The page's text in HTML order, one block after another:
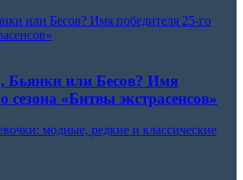
или Бесов? Имя победителя 25-го
Бьянки или Бесов? Имя
сезона «Битвы экстрасенсов»
модные, редкие и классические